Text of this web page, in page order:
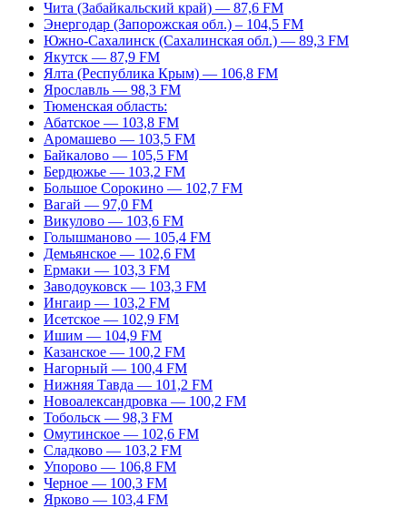
Чита (Забайкальский край) — 87,6 FM
Энергодар (Запорожская обл.) – 104,5 FM
Южно-Сахалинск (Сахалинская обл.) — 89,3 FM
Якутск — 87,9 FM
Ялта (Республика Крым) — 106,8 FM
Ярославль — 98,3 FM
Тюменская область:
Абатское — 103,8 FM
Аромашево — 103,5 FM
Байкалово — 105,5 FM
Бердюжье — 103,2 FM
Большое Сорокино — 102,7 FM
Вагай — 97,0 FM
Викулово — 103,6 FM
Голышманово — 105,4 FM
Демьянское — 102,6 FM
Ермаки — 103,3 FM
Заводоуковск — 103,3 FM
Ингаир — 103,2 FM
Исетское — 102,9 FM
Ишим — 104,9 FM
Казанское — 100,2 FM
Нагорный — 100,4 FM
Нижняя Тавда — 101,2 FM
Новоалександровка — 100,2 FM
Тобольск — 98,3 FM
Омутинское — 102,6 FM
Сладково — 103,2 FM
Упорово — 106,8 FM
Черное — 100,3 FM
Ярково — 103,4 FM